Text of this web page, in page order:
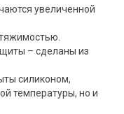
увеличенной
– сделаны из
силиконом,
температуры, но и